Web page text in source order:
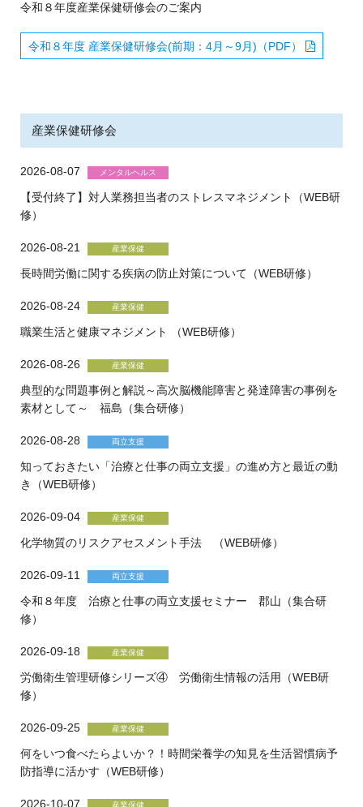
令和８年度産業保健研修会のご案内
令和８年度 産業保健研修会(前期：4月～9月)（PDF）
産業保健研修会
2026-08-07
【受付終了】対人業務担当者のストレスマネジメント（WEB研
修）
2026-08-21
長時間労働に関する疾病の防止対策について（WEB研修）
2026-08-24
職業生活と健康マネジメント （WEB研修）
2026-08-26
典型的な問題事例と解説～高次脳機能障害と発達障害の事例を
素材として～ 福島（集合研修）
2026-08-28
知っておきたい「治療と仕事の両立支援」の進め方と最近の動
き（WEB研修）
2026-09-04
化学物質のリスクアセスメント手法 （WEB研修）
2026-09-11
令和８年度 治療と仕事の両立支援セミナー 郡山（集合研
修）
2026-09-18
労働衛生管理研修シリーズ④ 労働衛生情報の活用（WEB研
修）
2026-09-25
何をいつ食べたらよいか？！時間栄養学の知見を生活習慣病予
防指導に活かす（WEB研修）
2026-10-07